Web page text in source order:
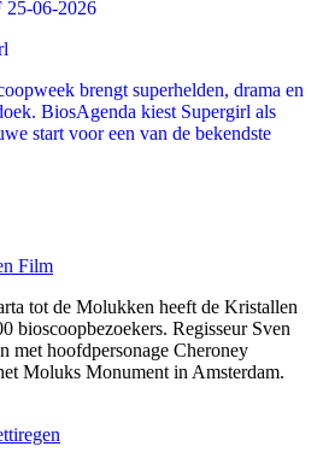
06-2026
brengt superhelden, drama en
BiosAgenda kiest Supergirl als
start voor een van de bekendste
Film
tot de Molukken heeft de Kristallen
bioscoopbezoekers. Regisseur Sven
met hoofdpersonage Cheroney
Moluks Monument in Amsterdam.